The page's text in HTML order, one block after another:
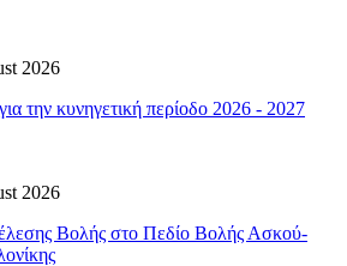
2026
την κυνηγετική περίοδο 2026 - 2027
2026
Βολής στο Πεδίο Βολής Ασκού-